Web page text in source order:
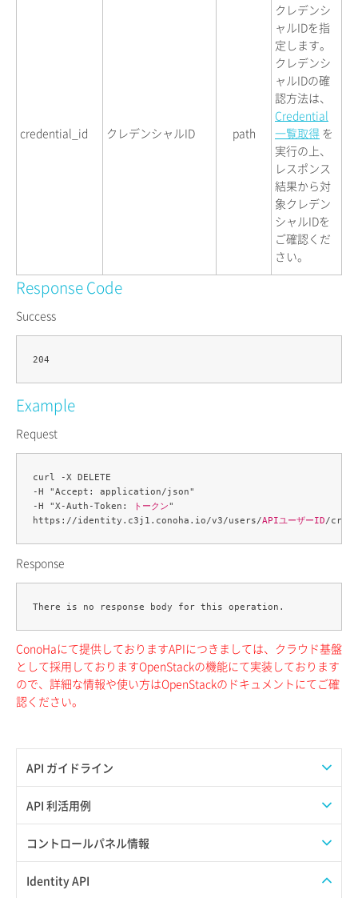
API ガイドライン
APIのご利用について
API 利活用例
APIでAPIサブユーザーを作成する
APIでVPSにISOイメージを挿入する
コントロールパネル情報
APIユーザーを作成する
Identity API
credential_id クレデンシャルID path
クレデンシ
ャルIDを指
定します。
クレデンシ
ャルIDの確
認方法は、
Credential
一覧取得 を
実行の上、
レスポンス
結果から対
象クレデン
シャルIDを
ご確認くだ
さい。
Response Code
Success
Example
Request
curl -X DELETE
-H "Accept: application/json"
-H "X-Auth-Token:
トークン"
https://identity.c3j1.conoha.io/v3/users/APIユーザーID/
Response
ConoHaにて提供しておりますAPIにつきましては、クラウド基盤
として採用しておりますOpenStackの機能にて実装しております
ので、詳細な情報や使い方はOpenStackのドキュメントにてご確
認ください。